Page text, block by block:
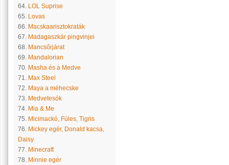
64. LOL Suprise
65. Lovas
66. Macskaarisztokraták
67. Madagaszkár pingvinjei
68. Mancsőrjárat
69. Mandalorian
70. Masha és a Medve
71. Max Steel
72. Maya a méhecske
73. Medvetesók
74. Mia & Me
75. Micimackó, Füles, Tigris
76. Mickey egér, Donald kacsa,
Daisy
77. Minecraft
78. Minnie egér